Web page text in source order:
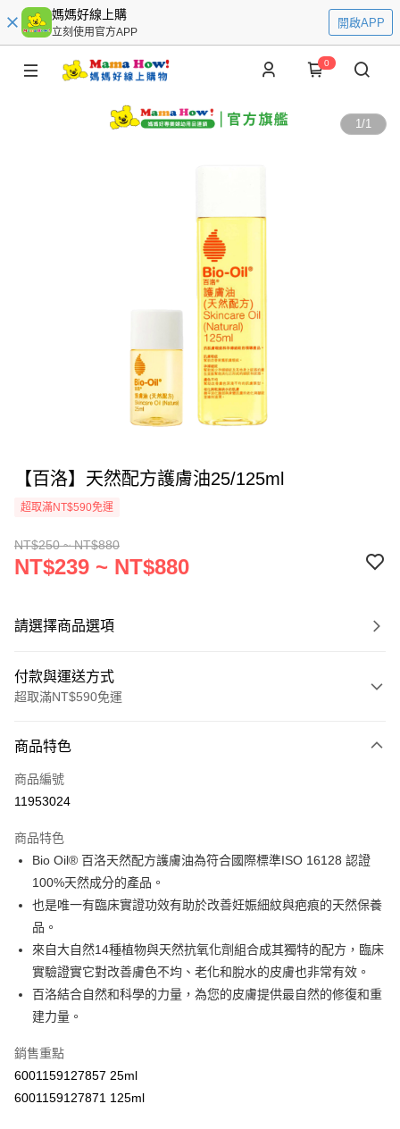
媽媽好線上購
立刻使用官方APP
開啟APP
0
1/1
【百洛】天然配方護膚油25/125ml
超取滿NT$590免運
NT$250 ~ NT$880
NT$239 ~ NT$880
請選擇商品選項
付款與運送方式
超取滿NT$590免運
信用卡一次付款
超商取貨付款
Apple Pay
街口支付
悠遊付
Google Pay
AFTEE先享後付
相關說明
AFTEE先享後付是「在收到商品之後才付款」的支付方式。 讓您購物簡單
便利好安心！
１．簡單：不需註冊會員、不需綁卡、不需儲值。
２．便利：只要手機號碼，簡訊認證，即可結帳。
商品特色
商品編號
11953024
商品特色
Bio Oil® 百洛天然配方護膚油為符合國際標準ISO 16128 認證
100%天然成分的產品。
也是唯一有臨床實證功效有助於改善妊娠細紋與疤痕的天然保養
品。
來自大自然14種植物與天然抗氧化劑組合成其獨特的配方，臨床
實驗證實它對改善膚色不均、老化和脫水的皮膚也非常有效。
百洛結合自然和科學的力量，為您的皮膚提供最自然的修復和重
建力量。
銷售重點
6001159127857 25ml
6001159127871 125ml